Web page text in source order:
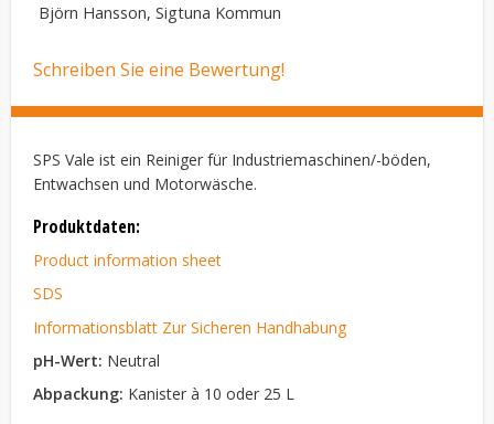
Björn Hansson, Sigtuna Kommun
Schreiben Sie eine Bewertung!
SPS Vale ist ein Reiniger für Industriemaschinen/-böden,
Entwachsen und Motorwäsche.
Produktdaten:
Product information sheet
SDS
Informationsblatt Zur Sicheren Handhabung
pH-Wert: Neutral
Abpackung: Kanister à 10 oder 25 L